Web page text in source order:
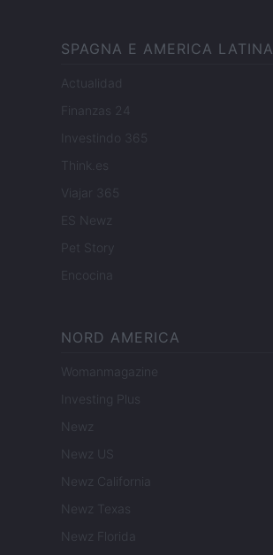
SPAGNA E AMERICA LATINA
Actualidad
Finanzas 24
Investindo 365
Think.es
Viajar 365
ES Newz
Pet Story
Encocina
NORD AMERICA
Womanmagazine
Investing Plus
Newz
Newz US
Newz California
Newz Texas
Newz Florida